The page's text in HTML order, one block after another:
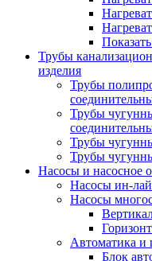
Трубы
изделия
Трубы
Трубы
Трубы
Трубы
Насосы и насосное
Насосы ин-
Насосы
Автоматика и
Блок